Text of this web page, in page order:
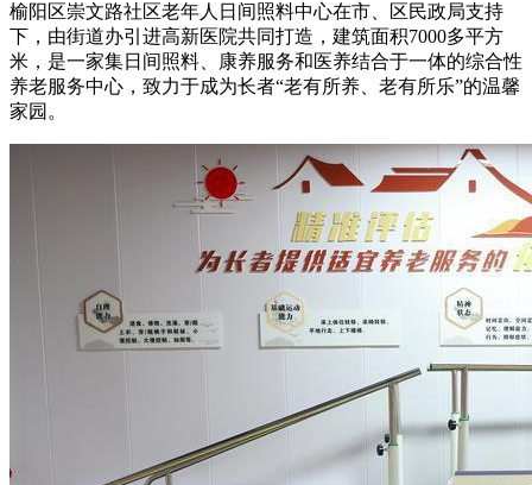
榆阳区崇文路社区老年人日间照料中心在市、区民政局支持
下，由街道办引进高新医院共同打造，建筑面积7000多平方
米，是一家集日间照料、康养服务和医养结合于一体的综合性
养老服务中心，致力于成为长者“老有所养、老有所乐”的温馨
家园。